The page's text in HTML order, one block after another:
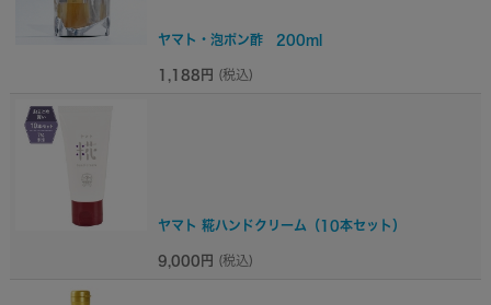
ヤマト・泡ポン酢 200ml
1,188円 (税込)
ヤマト 糀ハンドクリーム（10本セット）
9,000円 (税込)